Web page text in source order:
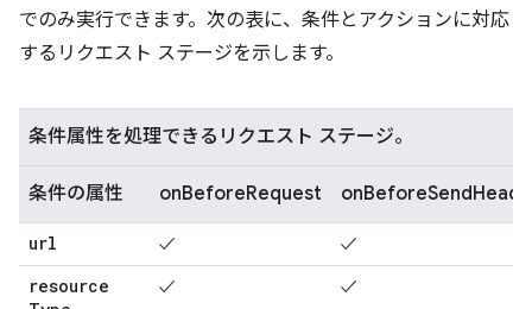
でのみ実行できます。次の表に、条件とアクションに対応
するリクエスト ステージを示します。
条件属性を処理できるリクエスト ステージ。
条件の属性 onBeforeRequest
url ✓ ✓
resource
✓ ✓